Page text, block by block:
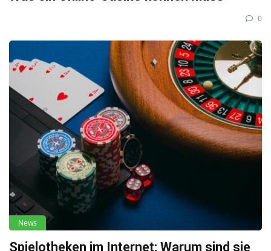
0
News
Spielotheken im Internet: Warum sind sie